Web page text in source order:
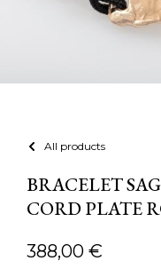
All products
BRACELET
CORD PLATE
388,00 €